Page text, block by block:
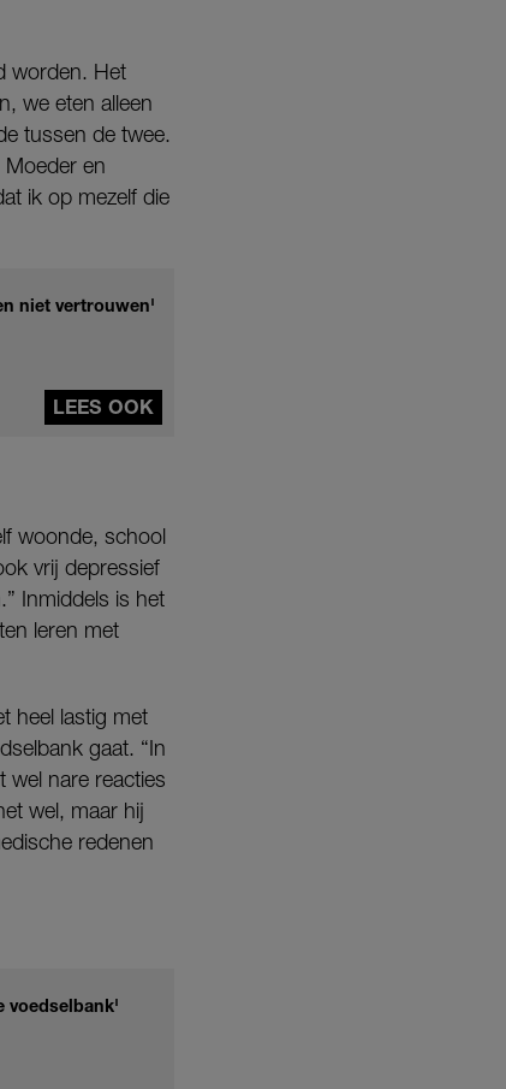
worden. Het
we eten alleen
tussen de twee.
en
ik op mezelf die
niet vertrouwen'
LEES OOK
woonde, school
vrij depressief
Inmiddels is het
leren met
heel lastig met
gaat. “In
wel nare reacties
wel, maar hij
redenen
voedselbank'